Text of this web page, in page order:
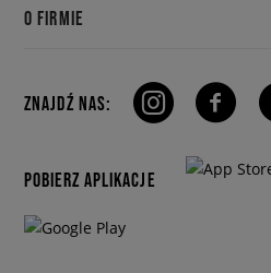
O FIRMIE
ZNAJDŹ NAS:
POBIERZ APLIKACJE